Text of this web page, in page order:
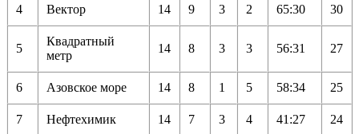
4 Вектор 14 9 3 2 65:30 30
5
Квадратный
метр
14 8 3 3 56:31 27
6 Азовское море 14 8 1 5 58:34 25
7 Нефтехимик 14 7 3 4 41:27 24